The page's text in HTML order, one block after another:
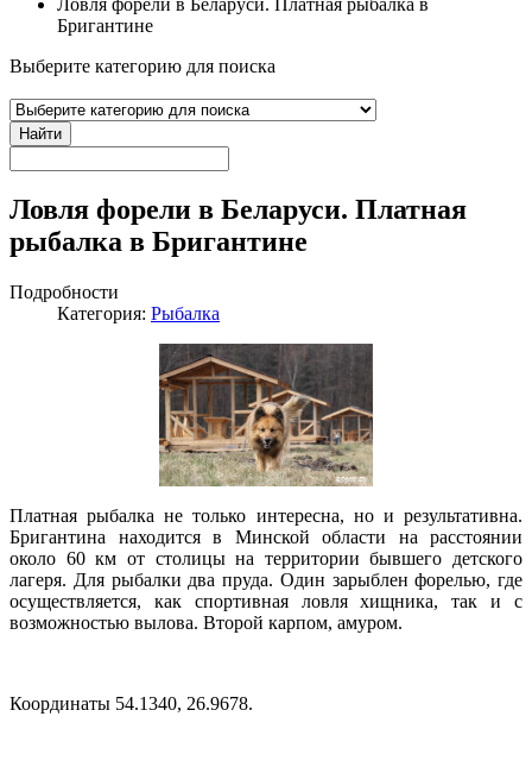
Бригантине
Выберите категорию для поиска
Найти
Ловля форели в Беларуси. Платная
рыбалка в Бригантине
Подробности
Категория: Рыбалка
Платная рыбалка не только интересна, но и результативна.
Бригантина находится в Минской области на расстоянии
около 60 км от столицы на территории бывшего детского
лагеря. Для рыбалки два пруда. Один зарыблен форелью, где
осуществляется, как спортивная ловля хищника, так и с
возможностью вылова. Второй карпом, амуром.
Координаты 54.1340, 26.9678.